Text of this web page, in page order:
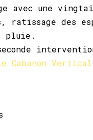
avec une
ratissage des
pluie.
Cabanon Vertical